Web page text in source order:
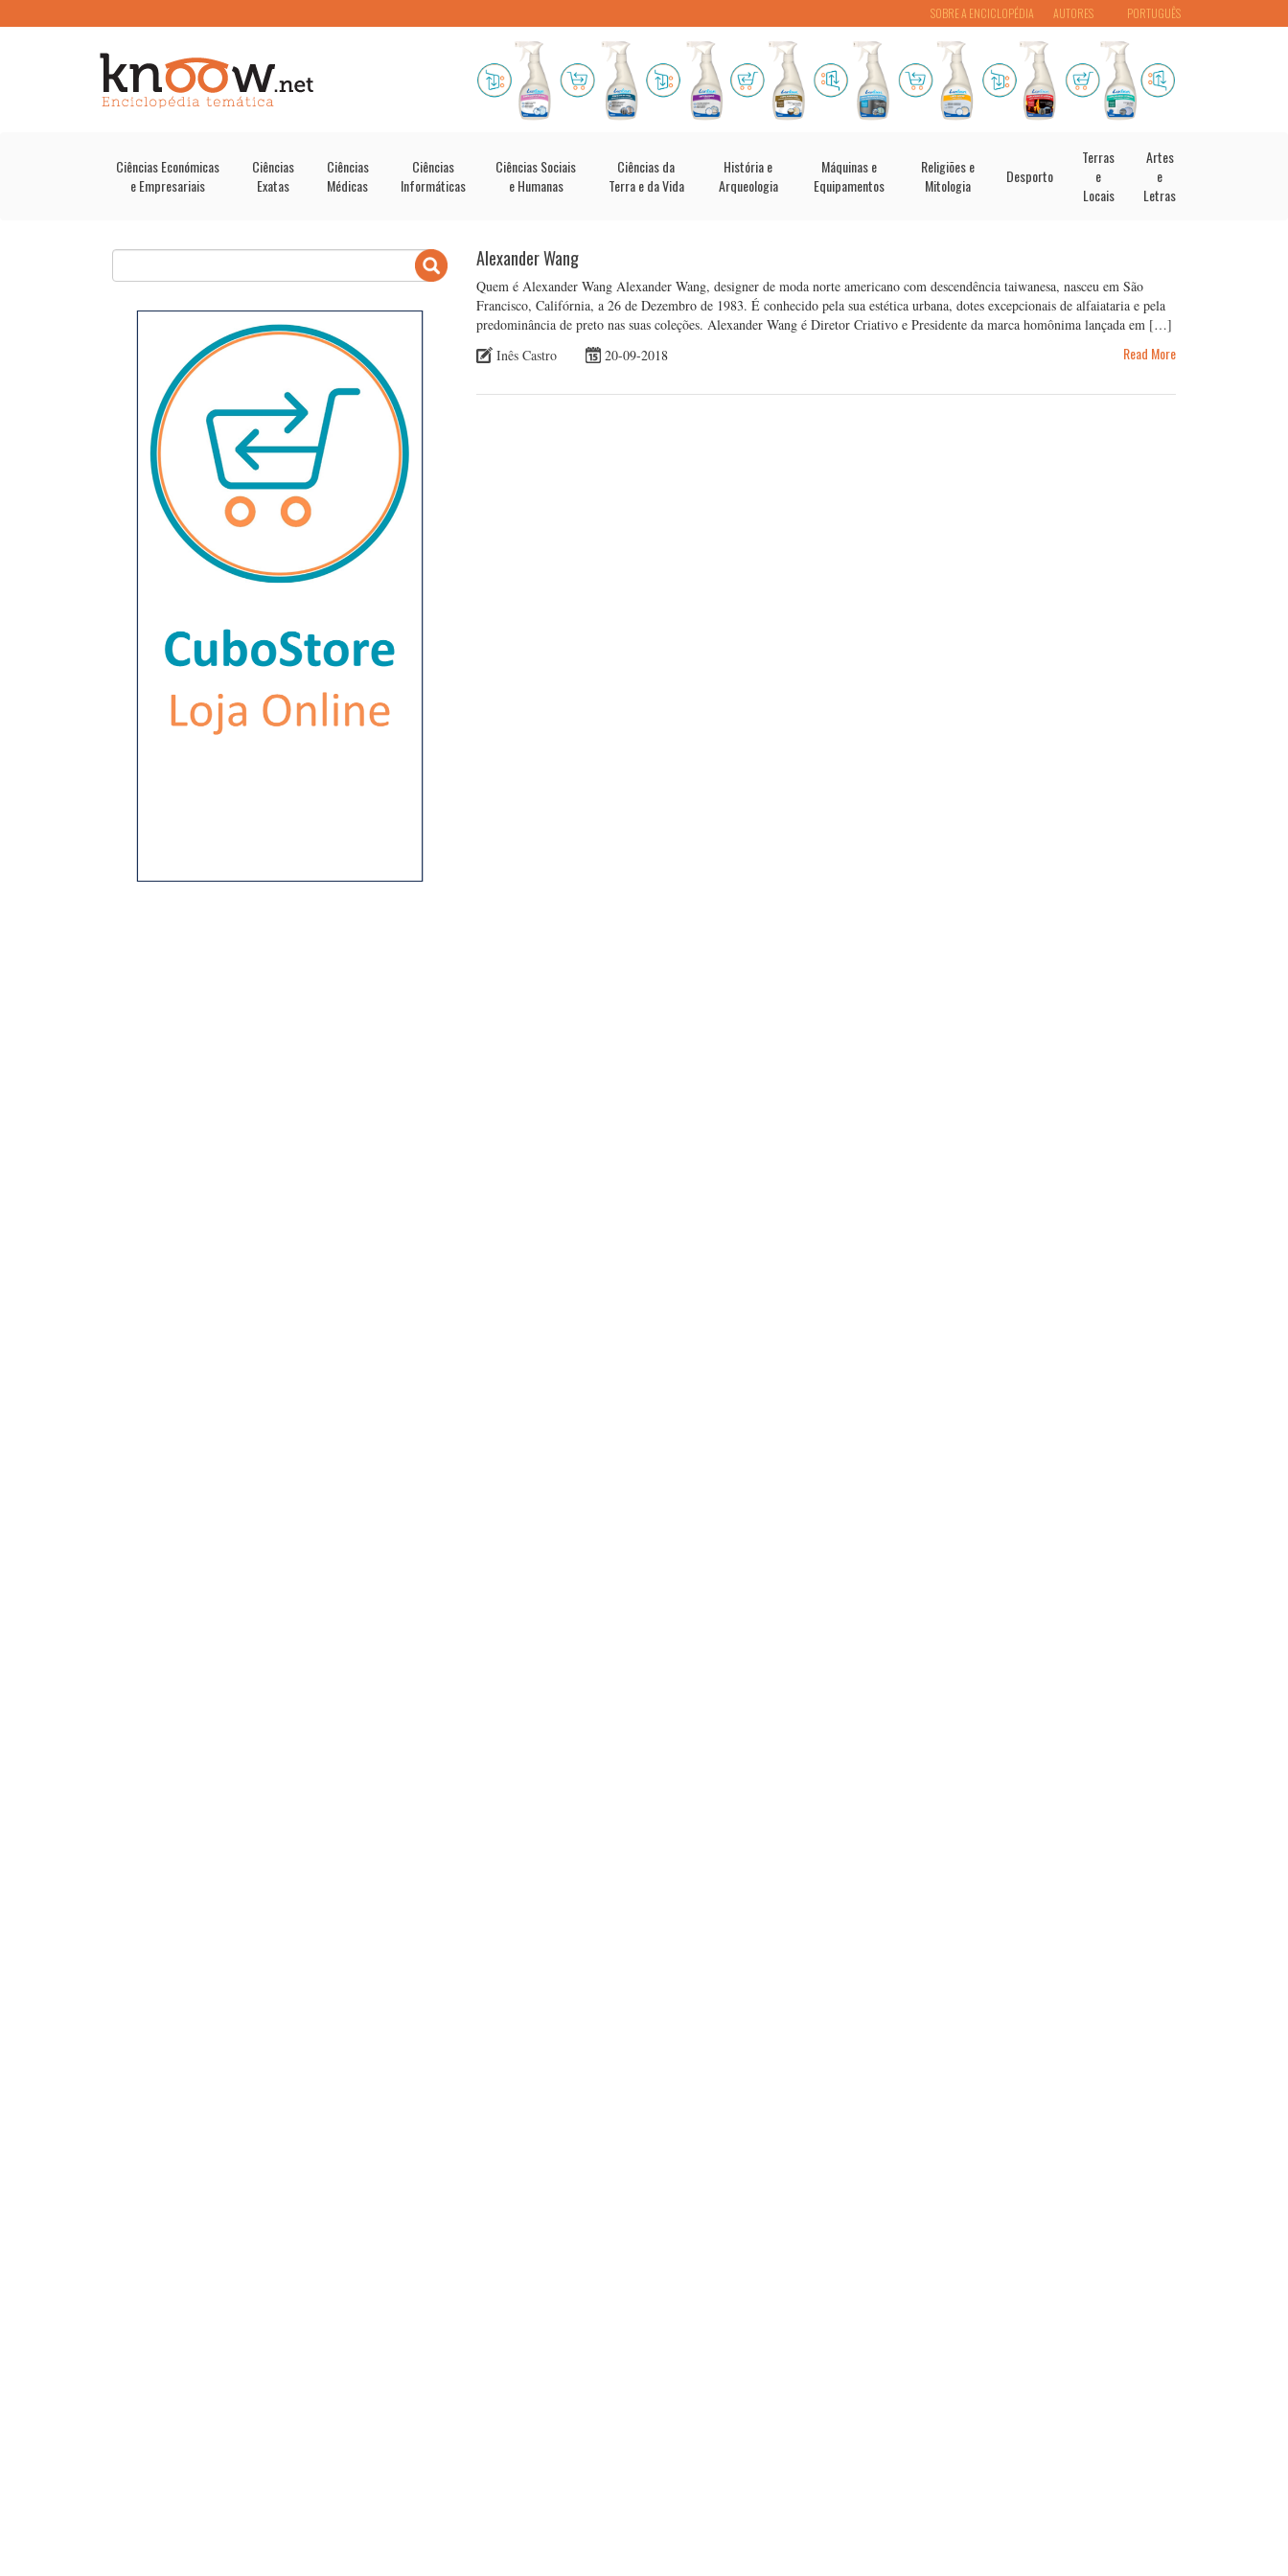
PORTUGUÊS
SOBRE A ENCICLOPÉDIA AUTORES
Ciências Económicas
e Empresariais
Ciências
Exatas
Ciências
Médicas
Ciências
Informáticas
Ciências Sociais
e Humanas
Ciências da
Terra e da Vida
História e
Arqueologia
Máquinas e
Equipamentos
Religiões e
Mitologia
Desporto
Terras
e
Locais
Artes
e
Letras
Alexander Wang
Quem é Alexander Wang Alexander Wang, designer de moda norte americano com descendência taiwanesa, nasceu em São
Francisco, Califórnia, a 26 de Dezembro de 1983. É conhecido pela sua estética urbana, dotes excepcionais de alfaiataria e pela
predominância de preto nas suas coleções. Alexander Wang é Diretor Criativo e Presidente da marca homônima lançada em […]
Inês Castro
20-09-2018 Read More